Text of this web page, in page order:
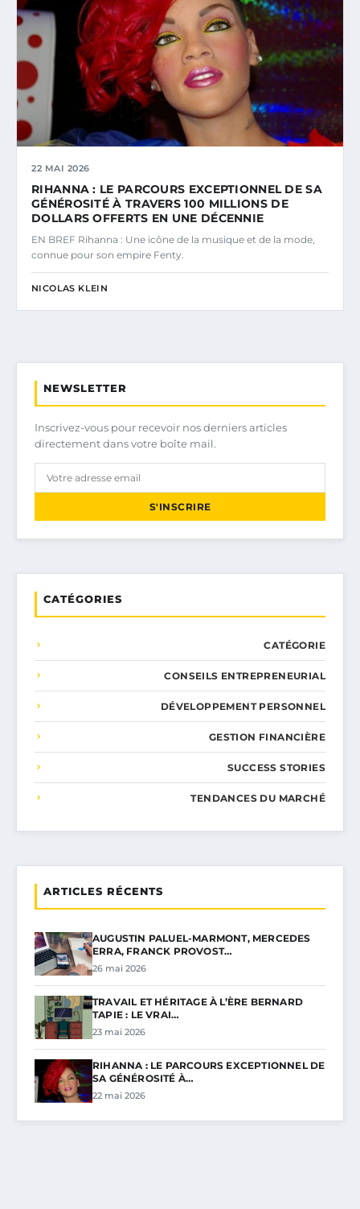
22 MAI 2026
RIHANNA : LE PARCOURS EXCEPTIONNEL DE SA
GÉNÉROSITÉ À TRAVERS 100 MILLIONS DE
DOLLARS OFFERTS EN UNE DÉCENNIE
EN BREF Rihanna : Une icône de la musique et de la mode,
connue pour son empire Fenty.
NICOLAS KLEIN
NEWSLETTER
Inscrivez-vous pour recevoir nos derniers articles
directement dans votre boîte mail.
S'INSCRIRE
CATÉGORIES
CATÉGORIE
CONSEILS ENTREPRENEURIAL
DÉVELOPPEMENT PERSONNEL
GESTION FINANCIÈRE
SUCCESS STORIES
TENDANCES DU MARCHÉ
ARTICLES RÉCENTS
AUGUSTIN PALUEL-MARMONT, MERCEDES
ERRA, FRANCK PROVOST…
26 mai 2026
TRAVAIL ET HÉRITAGE À L’ÈRE BERNARD
TAPIE : LE VRAI…
23 mai 2026
RIHANNA : LE PARCOURS EXCEPTIONNEL DE
SA GÉNÉROSITÉ À…
22 mai 2026